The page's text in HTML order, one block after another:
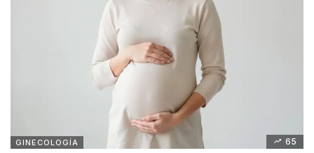
GINECOLOGÍA 65